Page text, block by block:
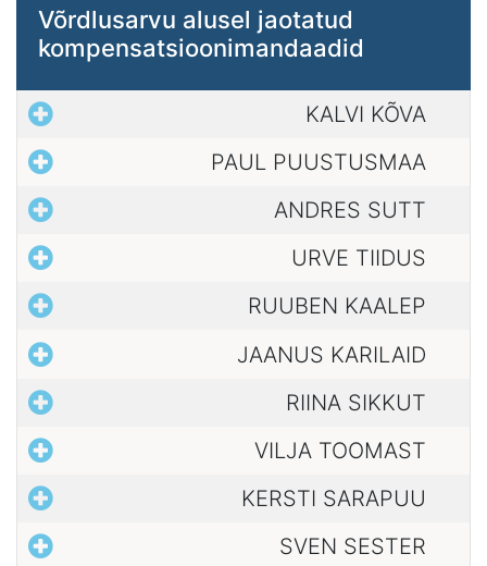
Võrdlusarvu alusel jaotatud
kompensatsioonimandaadid
KALVI KÕVA
PAUL PUUSTUSMAA
ANDRES SUTT
URVE TIIDUS
RUUBEN KAALEP
JAANUS KARILAID
RIINA SIKKUT
VILJA TOOMAST
KERSTI SARAPUU
SVEN SESTER